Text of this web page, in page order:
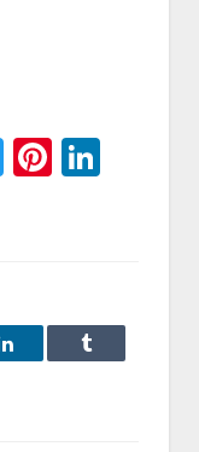
Twitter
LinkedIn Tumblr